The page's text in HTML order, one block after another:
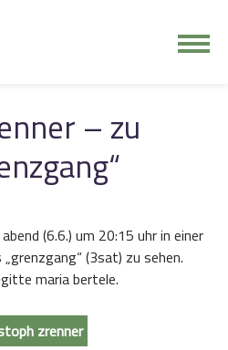
– zu
(6.6.) um 20:15 uhr in einer
(3sat) zu sehen.
maria bertele.
zrenner